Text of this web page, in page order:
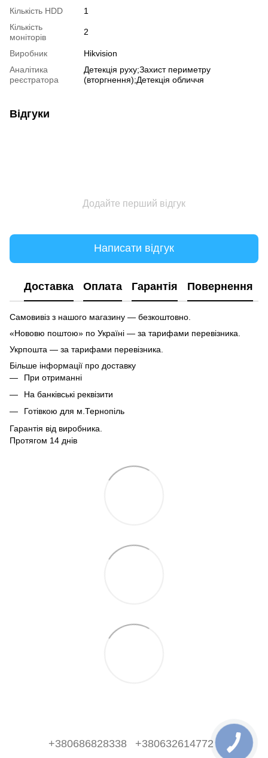
Кількість HDD
1
Кількість
моніторів
2
Виробник
Hikvision
Аналітика
реєстратора
Детекція руху;Захист периметру
(вторгнення);Детекція обличчя
Відгуки
Додайте перший відгук
Написати відгук
Доставка Оплата Гарантія Повернення
Самовивіз з нашого магазину — безкоштовно.
«Нововю поштою» по Україні — за тарифами перевізника.
Укрпошта — за тарифами перевізника.
Більше інформації про доставку
При отриманні
На банківські реквізити
Готівкою для м.Тернопіль
Гарантія від виробника.
Протягом 14 днів
+380686828338 +380632614772